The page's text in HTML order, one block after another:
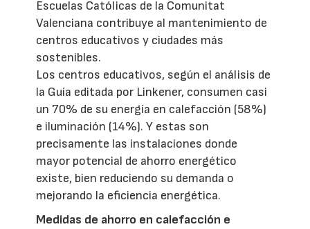
Escuelas Católicas de la Comunitat
Valenciana contribuye al mantenimiento de
centros educativos y ciudades más
sostenibles.
Los centros educativos, según el análisis de
la Guía editada por Linkener, consumen casi
un 70% de su energía en calefacción (58%)
e iluminación (14%). Y estas son
precisamente las instalaciones donde
mayor potencial de ahorro energético
existe, bien reduciendo su demanda o
mejorando la eficiencia energética.
Medidas de ahorro en calefacción e